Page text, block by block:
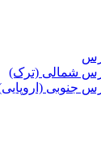
شمالی (ترک)
جنوبی